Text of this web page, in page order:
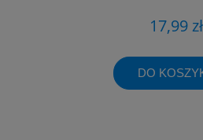
17,99 zł
DO